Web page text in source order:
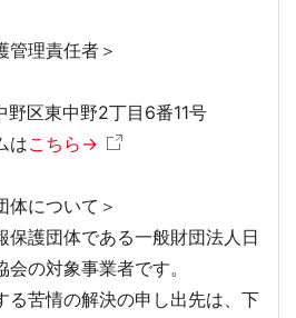
管理責任者＞
区東中野2丁目6番11号
はこちら→
体について＞
保護団体である一般財団法人日
の対象事業者です。
る苦情の解決の申し出先は、下